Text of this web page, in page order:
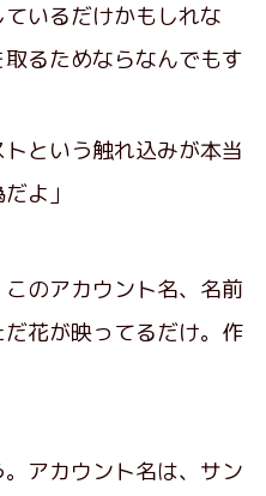
ているだけかもしれな
るためならなんでもす
という触れ込みが本当
よ」
のアカウント名、名前
花が映ってるだけ。作
アカウント名は、サン